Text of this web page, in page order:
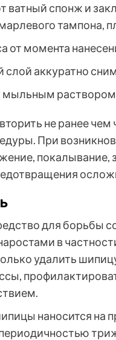
ватный спонж и
тампона,
от момента
аккуратно
мыльным
не ранее
При
покалывание,
для борьбы
в
удалить
наносится на